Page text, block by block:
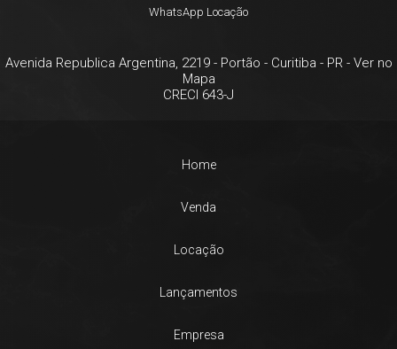
WhatsApp Locação
Avenida Republica Argentina, 2219- Portão - Curitiba - PR- Ver no
Mapa
CRECI 643-J
Home
Venda
Locação
Lançamentos
Empresa